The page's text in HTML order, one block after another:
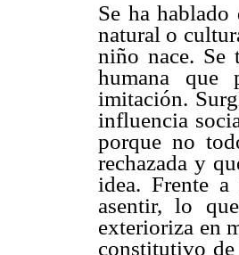
Se ha
natural o
niño nace. Se
humana que
imitación.
influencia
porque no
rechazada y
idea. Frente a
asentir, lo
exterioriza en
constitutivo